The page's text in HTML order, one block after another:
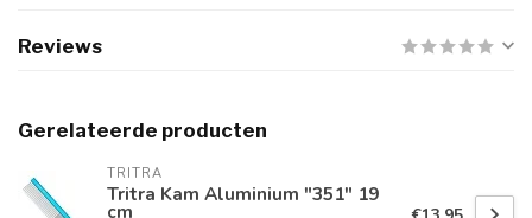
Reviews
Gerelateerde producten
TRITRA
Tritra Kam Aluminium "351" 19
cm